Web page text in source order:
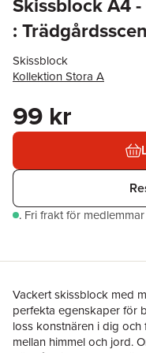
:
Skissblock
Kollektion Stora A
99 kr
. Fri frakt för
Vackert skissblock med
perfekta egenskaper för
loss konstnären i dig
mellan himmel och jord.